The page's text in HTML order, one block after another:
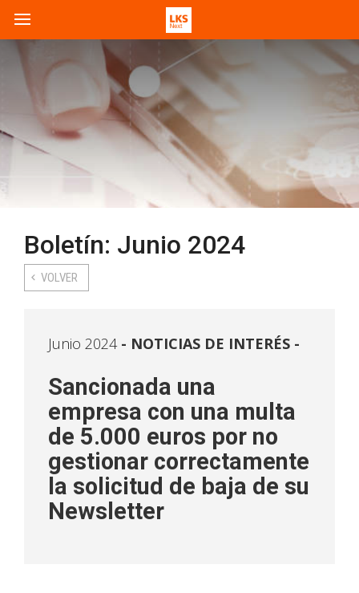
Boletín: Junio 2024
VOLVER
Junio 2024 NOTICIAS DE INTERÉS -
Sancionada una
empresa con una multa
de 5.000 euros por no
gestionar correctamente
la solicitud de baja de su
Newsletter